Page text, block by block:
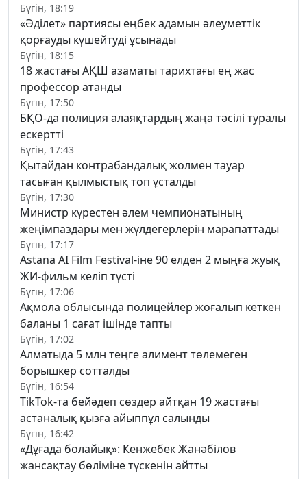
Бүгін, 18:19
«Әділет» партиясы еңбек адамын әлеуметтік
қорғауды күшейтуді ұсынады
Бүгін, 18:15
18 жастағы АҚШ азаматы тарихтағы ең жас
профессор атанды
Бүгін, 17:50
БҚО-да полиция алаяқтардың жаңа тәсілі туралы
ескертті
Бүгін, 17:43
Қытайдан контрабандалық жолмен тауар
тасыған қылмыстық топ ұсталды
Бүгін, 17:30
Министр күрестен әлем чемпионатының
жеңімпаздары мен жүлдегерлерін марапаттады
Бүгін, 17:17
Astana AI Film Festival-іне 90 елден 2 мыңға жуық
ЖИ-фильм келіп түсті
Бүгін, 17:06
Ақмола облысында полицейлер жоғалып кеткен
баланы 1 сағат ішінде тапты
Бүгін, 17:02
Алматыда 5 млн теңге алимент төлемеген
борышкер сотталды
Бүгін, 16:54
TikTok-та бейәдеп сөздер айтқан 19 жастағы
астаналық қызға айыппұл салынды
Бүгін, 16:42
«Дұғада болайық»: Кенжебек Жанәбілов
жансақтау бөліміне түскенін айтты